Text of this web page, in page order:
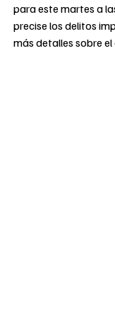
para este martes a
precise los delitos
más detalles sobre